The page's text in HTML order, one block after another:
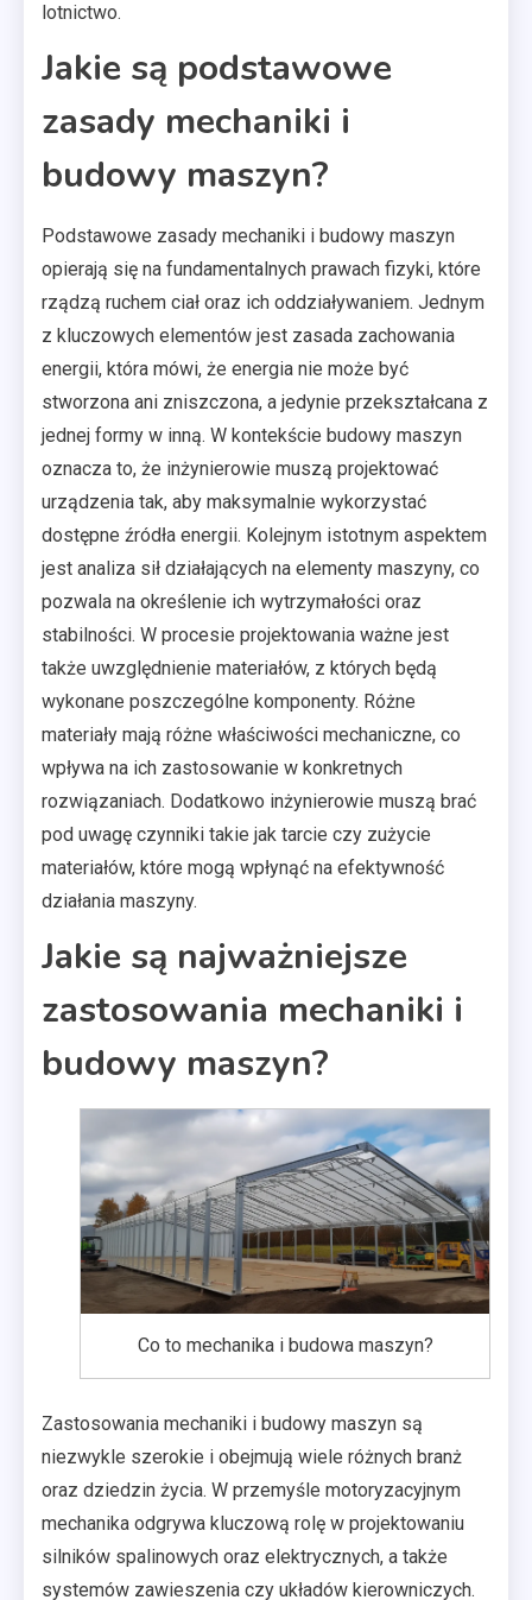
lotnictwo.
Jakie są podstawowe
zasady mechaniki i
budowy maszyn?
Podstawowe zasady mechaniki i budowy maszyn
opierają się na fundamentalnych prawach fizyki, które
rządzą ruchem ciał oraz ich oddziaływaniem. Jednym
z kluczowych elementów jest zasada zachowania
energii, która mówi, że energia nie może być
stworzona ani zniszczona, a jedynie przekształcana z
jednej formy w inną. W kontekście budowy maszyn
oznacza to, że inżynierowie muszą projektować
urządzenia tak, aby maksymalnie wykorzystać
dostępne źródła energii. Kolejnym istotnym aspektem
jest analiza sił działających na elementy maszyny, co
pozwala na określenie ich wytrzymałości oraz
stabilności. W procesie projektowania ważne jest
także uwzględnienie materiałów, z których będą
wykonane poszczególne komponenty. Różne
materiały mają różne właściwości mechaniczne, co
wpływa na ich zastosowanie w konkretnych
rozwiązaniach. Dodatkowo inżynierowie muszą brać
pod uwagę czynniki takie jak tarcie czy zużycie
materiałów, które mogą wpłynąć na efektywność
działania maszyny.
Jakie są najważniejsze
zastosowania mechaniki i
budowy maszyn?
Co to mechanika i budowa maszyn?
Zastosowania mechaniki i budowy maszyn są
niezwykle szerokie i obejmują wiele różnych branż
oraz dziedzin życia. W przemyśle motoryzacyjnym
mechanika odgrywa kluczową rolę w projektowaniu
silników spalinowych oraz elektrycznych, a także
systemów zawieszenia czy układów kierowniczych.